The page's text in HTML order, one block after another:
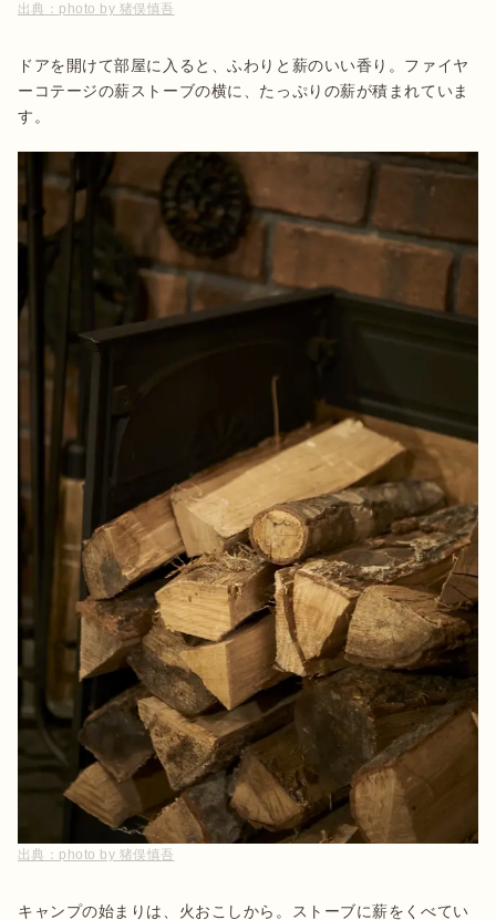
出典： photo by 猪俣慎吾
ドアを開けて部屋に入ると、ふわりと薪のいい香り。ファイヤ
ーコテージの薪ストーブの横に、たっぷりの薪が積まれていま
す。
出典： photo by 猪俣慎吾
キャンプの始まりは、火おこしから。ストーブに薪をくべてい